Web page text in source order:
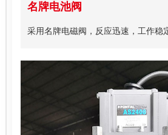
名牌电池阀
采用名牌电磁阀，反应迅速，工作稳